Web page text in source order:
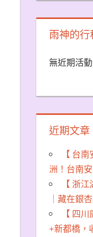
雨神的行
無近期活動
近期文章
【 台
洲！台南
【 浙
｜藏在銀
【 四
+新都橋，